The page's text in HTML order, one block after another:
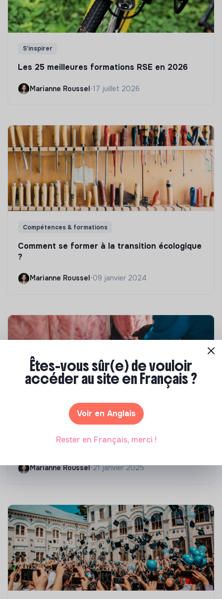
S'inspirer
Les 25 meilleures formations RSE en 2026
Marianne Roussel•17 juillet 2026
Compétences & formations
Comment se former à la transition écologique
?
Marianne Roussel •09 janvier 2024
Compétences & formations
Top 8 des formations en rénovation
énergétique des bâtiments
Marianne Roussel•21 janvier 2025
Êtes-vous sûr(e) de vouloir
accéder au site en Français ?
Voir en Anglais
Rester en Français, merci !